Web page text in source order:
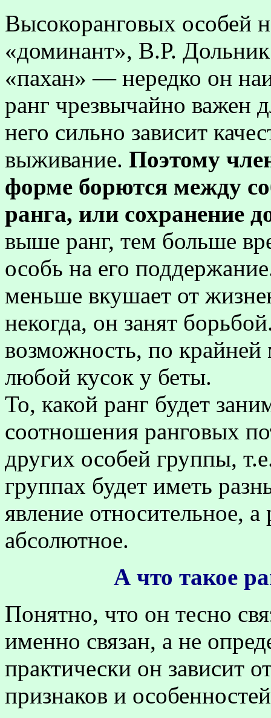
Высокоранговых особей
«доминант», В.Р.
«пахан» — нередко он
ранг чрезвычайно важен
него сильно зависит
выживание. Поэтому
форме борются между
ранга, или сохранение
выше ранг, тем больше
особь на его
меньше вкушает от
некогда, он занят
возможность, по крайней
любой кусок у беты.
То, какой ранг будет
соотношения ранговых
других особей группы,
группах будет иметь
явление относительное,
абсолютное.
А что такое
Понятно, что он тесно
именно связан, а не
практически он зависит
признаков и